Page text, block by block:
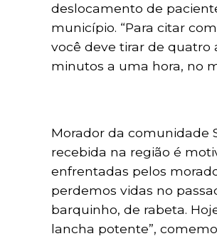
deslocamento de
município. “Para citar
você deve tirar de quatro
minutos a uma hora, no
Morador da comunidade
recebida na região é
enfrentadas pelos
perdemos vidas no
barquinho, de rabeta.
lancha potente”,